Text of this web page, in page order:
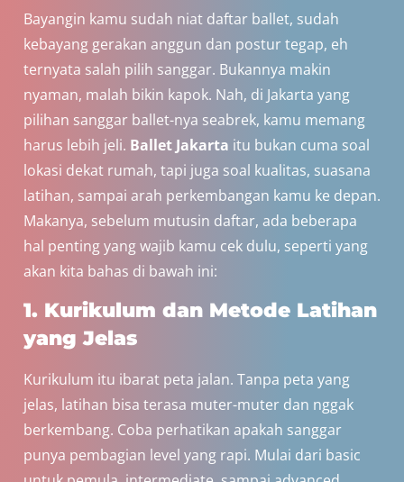
Bayangin kamu sudah niat daftar ballet, sudah
kebayang gerakan anggun dan postur tegap, eh
ternyata salah pilih sanggar. Bukannya makin
nyaman, malah bikin kapok. Nah, di Jakarta yang
pilihan sanggar ballet-nya seabrek, kamu memang
harus lebih jeli. Ballet Jakarta itu bukan cuma soal
lokasi dekat rumah, tapi juga soal kualitas, suasana
latihan, sampai arah perkembangan kamu ke depan.
Makanya, sebelum mutusin daftar, ada beberapa
hal penting yang wajib kamu cek dulu, seperti yang
akan kita bahas di bawah ini:
1. Kurikulum dan Metode Latihan
yang Jelas
Kurikulum itu ibarat peta jalan. Tanpa peta yang
jelas, latihan bisa terasa muter-muter dan nggak
berkembang. Coba perhatikan apakah sanggar
punya pembagian level yang rapi. Mulai dari basic